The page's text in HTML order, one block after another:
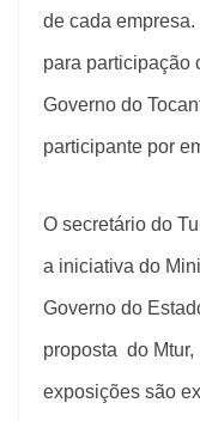
de cada
para participação
Governo do
participante por
O secretário do
a iniciativa do
Governo do
proposta do
exposições são